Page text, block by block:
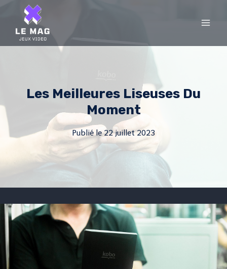
content
Les Meilleures Liseuses Du
Moment
Publié le22 juillet 2023